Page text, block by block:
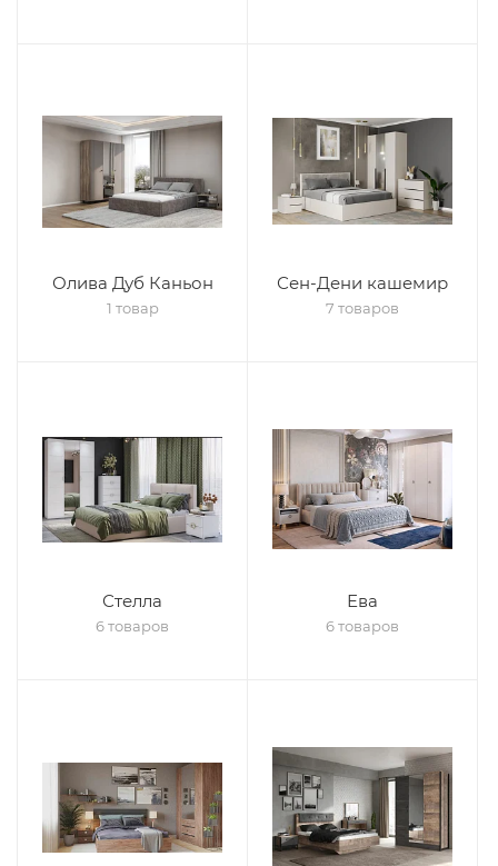
Олива Дуб Каньон
1 товар
Сен-Дени кашемир
7 товаров
Стелла
6 товаров
Ева
6 товаров